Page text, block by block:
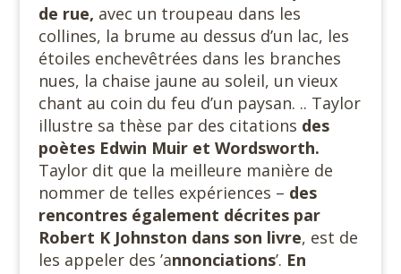
de rue, avec un troupeau dans les
collines, la brume au dessus d’un lac, les
étoiles enchevêtrées dans les branches
nues, la chaise jaune au soleil, un vieux
chant au coin du feu d’un paysan. .. Taylor
illustre sa thèse par des citations des
poètes Edwin Muir et Wordsworth.
Taylor dit que la meilleure manière de
nommer de telles expériences – des
rencontres également décrites par
Robert K Johnston dans son livre, est de
les appeler des ’annonciations’. En